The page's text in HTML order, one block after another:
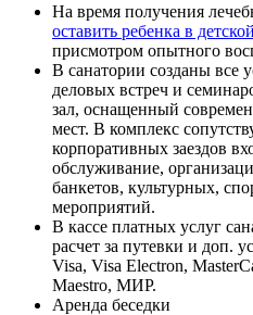
На время получения
оставить ребенка в
присмотром опытного
В санатории созданы все
деловых встреч и
зал, оснащенный
мест. В комплекс
корпоративных заездов
обслуживание,
банкетов, культурных,
мероприятий.
В кассе платных услуг
расчет за путевки и доп.
Visa, Visa Electron,
Maestro, МИР.
Аренда беседки